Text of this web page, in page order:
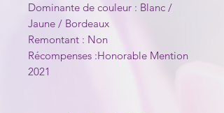
Dominante de couleur : Blanc /
Jaune / Bordeaux
Remontant : Non
Récompenses :Honorable Mention
2021